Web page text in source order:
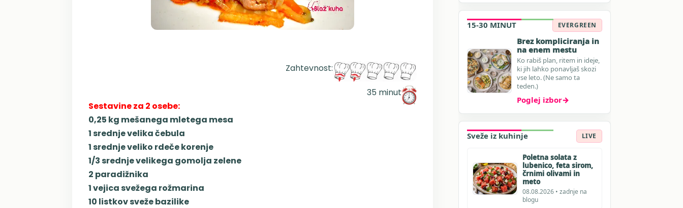
Zahtevnost:
35 minut
Sestavine za 2 osebe:
0,25 kg mešanega mletega mesa
1 srednje velika čebula
1 srednje veliko rdeče korenje
1/3 srednje velikega gomolja zelene
2 paradižnika
1 vejica svežega rožmarina
10 listkov sveže bazilike
15-30 MINUT EVERGREEN
Brez kompliciranja in
na enem mestu
Ko rabiš plan, ritem in ideje,
ki jih lahko ponavljaš skozi
vse leto. (Ne samo ta
teden.)
Poglej izbor→
Sveže iz kuhinje LIVE
Poletna solata z
lubenico, feta sirom,
črnimi olivami in
meto
08.08.2026 • zadnje na
blogu